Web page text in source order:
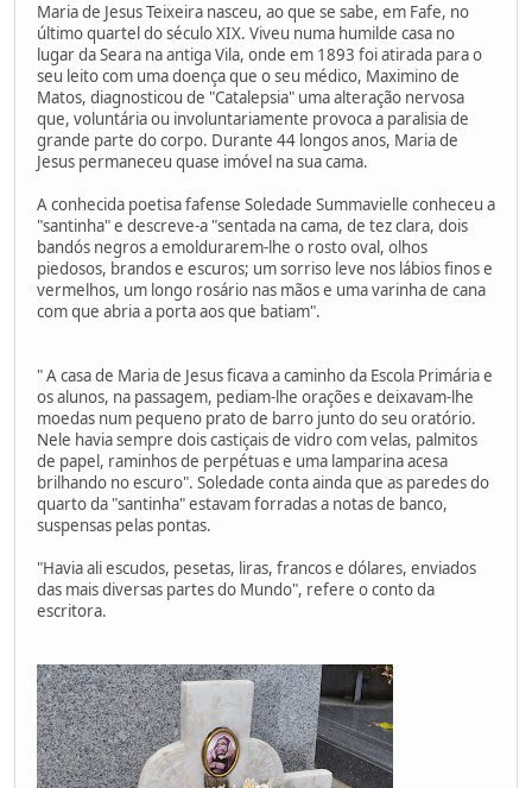
Maria de Jesus Teixeira nasceu, ao que se sabe, em Fafe, no
último quartel do século XIX. Viveu numa humilde casa no
lugar da Seara na antiga Vila, onde em 1893 foi atirada para o
seu leito com uma doença que o seu médico, Maximino de
Matos, diagnosticou de "Catalepsia" uma alteração nervosa
que, voluntária ou involuntariamente provoca a paralisia de
grande parte do corpo. Durante 44 longos anos, Maria de
Jesus permaneceu quase imóvel na sua cama.
A conhecida poetisa fafense Soledade Summavielle conheceu a
"santinha" e descreve-a "sentada na cama, de tez clara, dois
bandós negros a emoldurarem-lhe o rosto oval, olhos
piedosos, brandos e escuros; um sorriso leve nos lábios finos e
vermelhos, um longo rosário nas mãos e uma varinha de cana
com que abria a porta aos que batiam".
" A casa de Maria de Jesus ficava a caminho da Escola Primária e
os alunos, na passagem, pediam-lhe orações e deixavam-lhe
moedas num pequeno prato de barro junto do seu oratório.
Nele havia sempre dois castiçais de vidro com velas, palmitos
de papel, raminhos de perpétuas e uma lamparina acesa
brilhando no escuro". Soledade conta ainda que as paredes do
quarto da "santinha" estavam forradas a notas de banco,
suspensas pelas pontas.
"Havia ali escudos, pesetas, liras, francos e dólares, enviados
das mais diversas partes do Mundo", refere o conto da
escritora.